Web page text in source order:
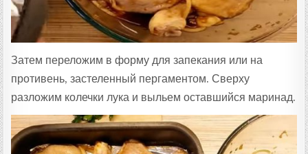
Затем переложим в форму для запекания или на
противень, застеленный пергаментом. Сверху
разложим колечки лука и выльем оставшийся маринад.